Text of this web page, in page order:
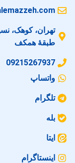
تهران، کوهک،
طبقهٔ همکف
09215267937
واتساپ
تلگرام
بله
ایتا
اینستاگرام